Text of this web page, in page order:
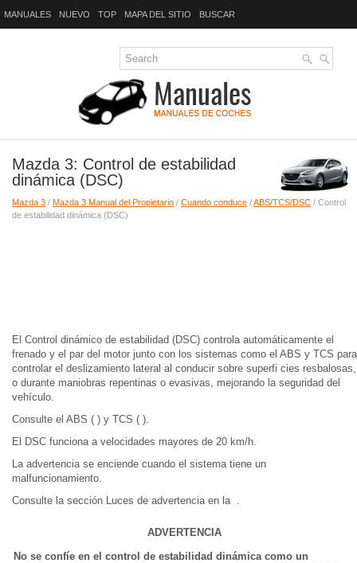
MANUALES NUEVO TOP MAPA DEL SITIO BUSCAR
Mazda 3: Control de estabilidad
dinámica (DSC)
Mazda 3 / Mazda 3 Manual del Propietario / Cuando conduce /ABS/TCS/DSC / Control
de estabilidad dinámica (DSC)
El Control dinámico de estabilidad (DSC) controla automáticamente el
frenado y el par del motor junto con los sistemas como el ABS y TCS para
controlar el deslizamiento lateral al conducir sobre superfi cies resbalosas,
o durante maniobras repentinas o evasivas, mejorando la seguridad del
vehículo.
Consulte el ABS ( ) y TCS ( ).
El DSC funciona a velocidades mayores de 20 km/h.
La advertencia se enciende cuando el sistema tiene un
malfuncionamiento.
Consulte la sección Luces de advertencia en la .
ADVERTENCIA
No se confíe en el control de estabilidad dinámica como un